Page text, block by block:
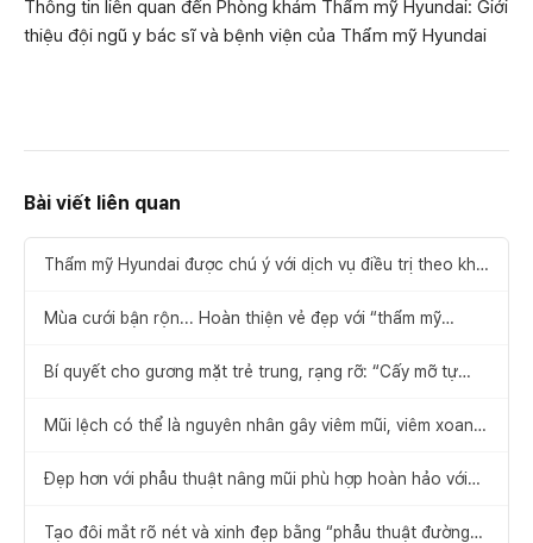
Thông tin liên quan đến Phòng khám Thẩm mỹ Hyundai: Giới
thiệu đội ngũ y bác sĩ và bệnh viện của Thẩm mỹ Hyundai
Bài viết liên quan
Thẩm mỹ Hyundai được chú ý với dịch vụ điều trị theo khái
Mùa cưới bận rộn... Hoàn thiện vẻ đẹp với “thẩm mỹ
Bí quyết cho gương mặt trẻ trung, rạng rỡ: “Cấy mỡ tự
Mũi lệch có thể là nguyên nhân gây viêm mũi, viêm xoang
Đẹp hơn với phẫu thuật nâng mũi phù hợp hoàn hảo với
Tạo đôi mắt rõ nét và xinh đẹp bằng “phẫu thuật đường